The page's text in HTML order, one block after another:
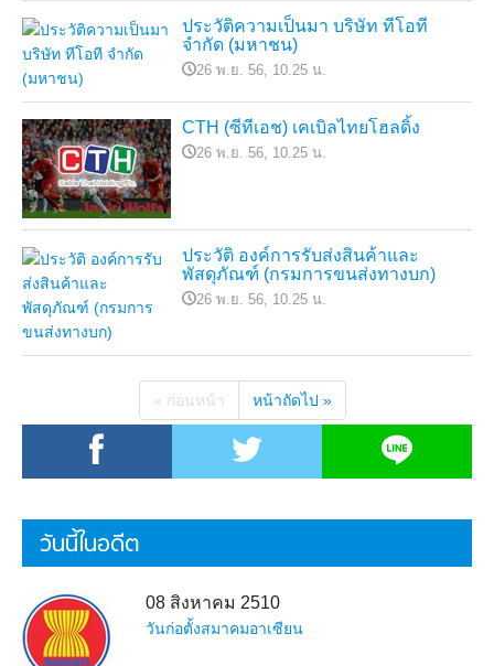
ประวัติความเป็นมา บริษัท ทีโอที
จำกัด (มหาชน)
26 พ.ย. 56, 10.25 น.
CTH (ซีทีเอช) เคเบิลไทยโฮลดิ้ง
26 พ.ย. 56, 10.25 น.
ประวัติ องค์การรับส่งสินค้าและ
พัสดุภัณฑ์ (กรมการขนส่งทางบก)
26 พ.ย. 56, 10.25 น.
« ก่อนหน้า หน้าถัดไป »
วันนี้ในอดีต
08 สิงหาคม 2510
วันก่อตั้งสมาคมอาเซียน